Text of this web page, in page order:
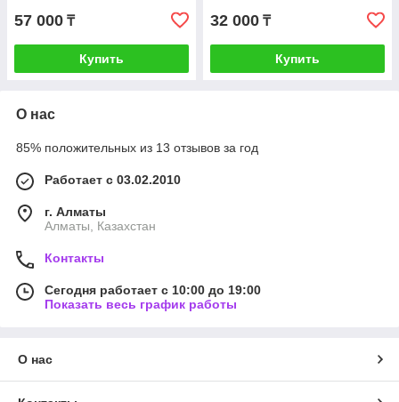
57 000 ₸
Купить
32 000 ₸
Купить
О нас
85% положительных из 13 отзывов за год
Работает с 03.02.2010
г. Алматы
Алматы, Казахстан
Контакты
Сегодня работает с 10:00 до 19:00
Показать весь график работы
О нас